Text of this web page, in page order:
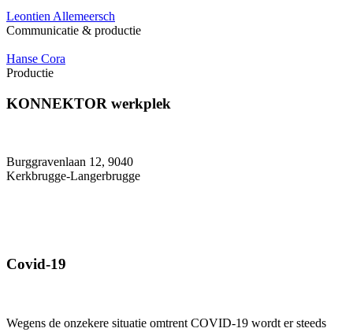
Leontien Allemeersch
Communicatie & productie
Hanse Cora
Productie
KONNEKTOR werkplek
Burggravenlaan 12, 9040
Kerkbrugge-Langerbrugge
Covid-19
Wegens de onzekere situatie omtrent COVID-19 wordt er steeds